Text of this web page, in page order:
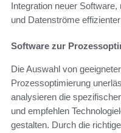
Integration neuer
und Datenströme
Software zur
Die Auswahl von geeigneter
Prozessoptimierung
analysieren die
und empfehlen
gestalten. Durch die